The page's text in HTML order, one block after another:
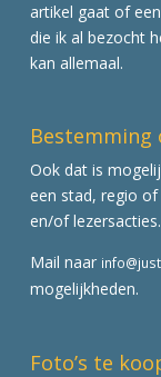
artikel gaat of
die ik al bezocht
kan allemaal.
Ook dat is
een stad, regio
en/of lezersacties.
Mail naar
mogelijkheden.
Foto’s te